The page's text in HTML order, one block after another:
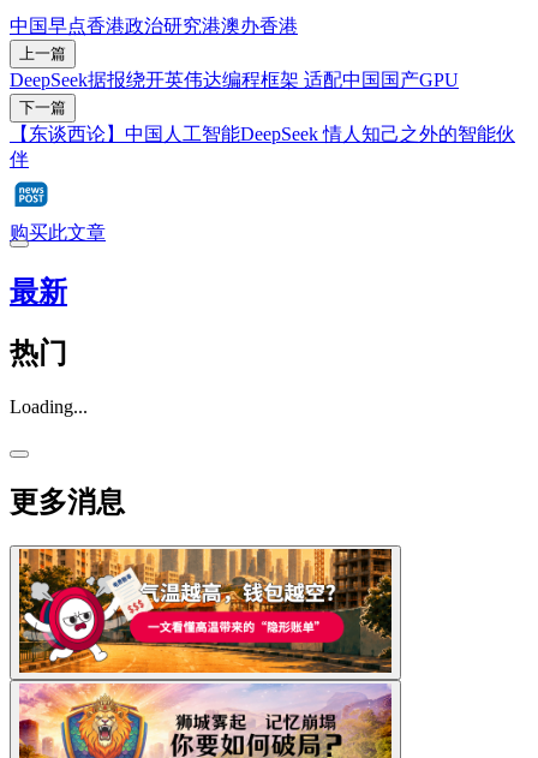
中国早点香港政治研究港澳办香港
上一篇
DeepSeek据报绕开英伟达编程框架 适配中国国产GPU
下一篇
【东谈西论】中国人工智能DeepSeek 情人知己之外的智能伙
伴
购买此文章
最新
热门
Loading...
更多消息